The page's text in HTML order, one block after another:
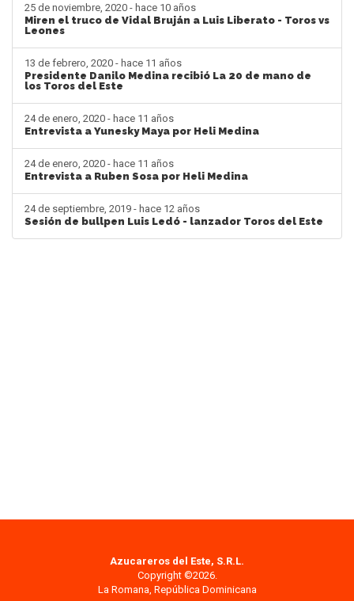
25 de noviembre, 2020 - hace 10 años
Miren el truco de Vidal Bruján a Luis Liberato - Toros vs
Leones
13 de febrero, 2020 - hace 11 años
Presidente Danilo Medina recibió La 20 de mano de
los Toros del Este
24 de enero, 2020 - hace 11 años
Entrevista a Yunesky Maya por Heli Medina
24 de enero, 2020 - hace 11 años
Entrevista a Ruben Sosa por Heli Medina
24 de septiembre, 2019 - hace 12 años
Sesión de bullpen Luis Ledó - lanzador Toros del Este
Azucareros del Este, S.R.L.
Copyright ©2026.
La Romana, República Dominicana